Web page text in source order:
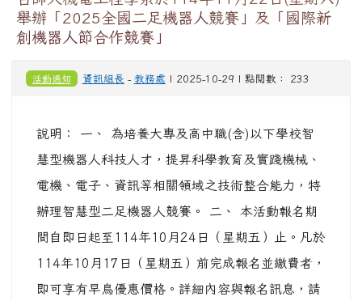
舉辦「2025全國二足機器人競賽」及「國際新
創機器人節合作競賽」
活動通知 資訊組長 - 教務處 | 2025-10-29 | 點閱數： 233
說明： 一、 為培養大專及高中職(含)以下學校智
慧型機器人科技人才，提昇科學教育及實踐機械、
電機、電子、資訊等相關領域之技術整合能力，特
辦理智慧型二足機器人競賽。 二、 本活動報名期
間自即日起至114年10月24日（星期五）止。凡於
114年10月17日（星期五）前完成報名並繳費者，
即可享有早鳥優惠價格。詳細內容與報名訊息，請